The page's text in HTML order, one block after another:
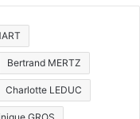
Bertrand MERTZ
Charlotte LEDUC